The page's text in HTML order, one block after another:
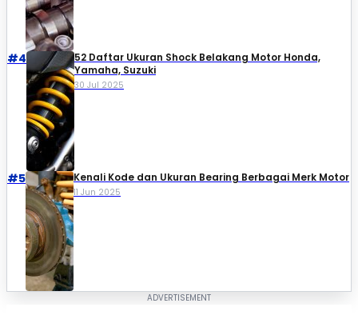
#4
52 Daftar Ukuran Shock Belakang Motor Honda,
Yamaha, Suzuki​
30 Jul 2025
#5 Kenali Kode dan Ukuran Bearing Berbagai Merk Motor
11 Jun 2025